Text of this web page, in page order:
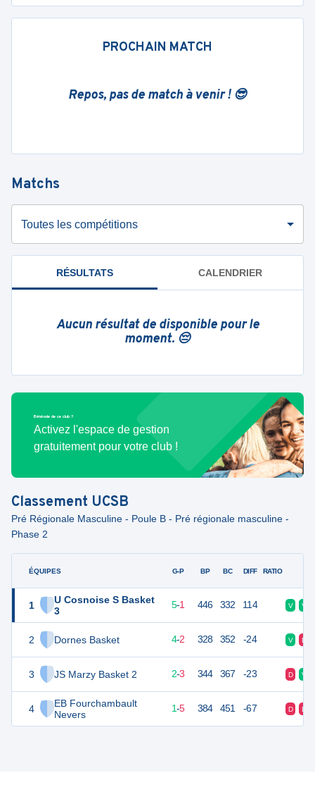
PROCHAIN MATCH
Repos, pas de match à venir ! 😎
Matchs
Toutes les compétitions
RÉSULTATS CALENDRIER
Aucun résultat de disponible pour le
moment. 😔
Bénévole de ce club ?
Activez l'espace de gestion
gratuitement pour votre club !
Classement UCSB
Pré Régionale Masculine - Poule B - Pré régionale masculine -
Phase 2
ÉQUIPES
1
U Cosnoise S Basket
3
2 Dornes Basket
3 JS Marzy Basket 2
4
EB Fourchambault
Nevers
G-P BP BC DIFF RATIO
11 6 5-1 446 332 114 V V
4-2 328 352 -24 V D
7 2-3 344 367 -23 D V
7 1-5 384 451 -67 D D